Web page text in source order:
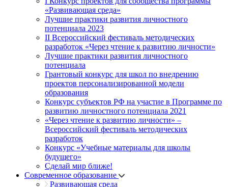
«Развивающая среда»
Лучшие практики развития личностного
потенциала 2023
II Всероссийский фестиваль методических
разработок «Через чтение к развитию личности»
Лучшие практики развития личностного
потенциала
Грантовый конкурс для школ по внедрению
проектов персонализированной модели
образования
Конкурс субъектов РФ на участие в Программе по
развитию личностного потенциала 2021
«Через чтение к развитию личности» –
Всероссийский фестиваль методических
разработок
Конкурс «Учебные материалы для школы
будущего»
Сделай мир ближе!
Современное образование
Развивающая среда